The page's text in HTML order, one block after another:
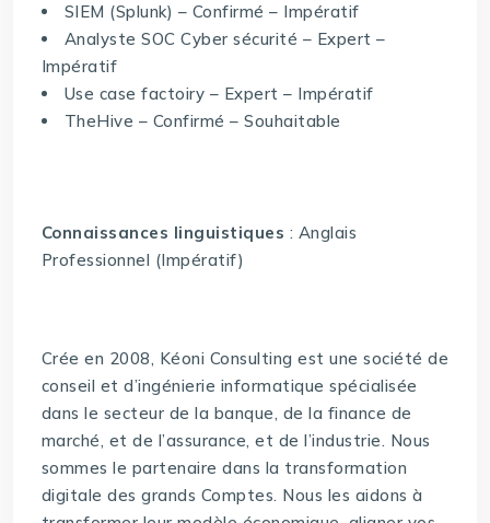
SIEM (Splunk) – Confirmé – Impératif
Analyste SOC Cyber sécurité – Expert –
Impératif
Use case factoiry – Expert – Impératif
TheHive – Confirmé – Souhaitable
Connaissances linguistiques : Anglais
Professionnel (Impératif)
Crée en 2008, Kéoni Consulting est une société de
conseil et d’ingénierie informatique spécialisée
dans le secteur de la banque, de la finance de
marché, et de l’assurance, et de l’industrie. Nous
sommes le partenaire dans la transformation
digitale des grands Comptes. Nous les aidons à